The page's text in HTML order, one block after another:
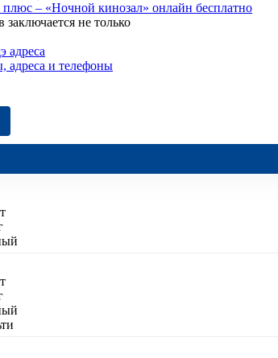
– «Ночной кинозал» онлайн бесплатно
не только
адреса и телефоны